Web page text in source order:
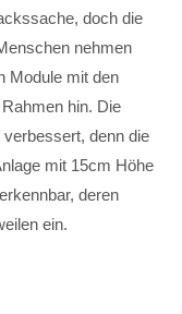
doch die
nehmen
Module mit den
hin. Die
denn die
mit 15cm Höhe
deren
ein.